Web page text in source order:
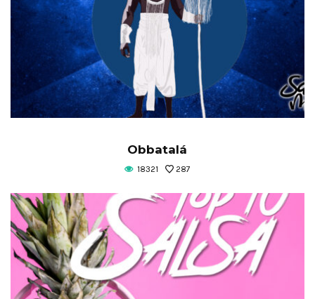
Obbatalá
18321 287